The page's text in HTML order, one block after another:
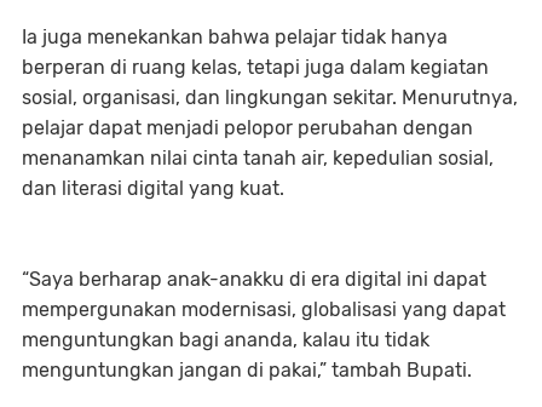
Ia juga menekankan bahwa pelajar tidak hanya
berperan di ruang kelas, tetapi juga dalam kegiatan
sosial, organisasi, dan lingkungan sekitar. Menurutnya,
pelajar dapat menjadi pelopor perubahan dengan
menanamkan nilai cinta tanah air, kepedulian sosial,
dan literasi digital yang kuat.
“Saya berharap anak-anakku di era digital ini dapat
mempergunakan modernisasi, globalisasi yang dapat
menguntungkan bagi ananda, kalau itu tidak
menguntungkan jangan di pakai,” tambah Bupati.